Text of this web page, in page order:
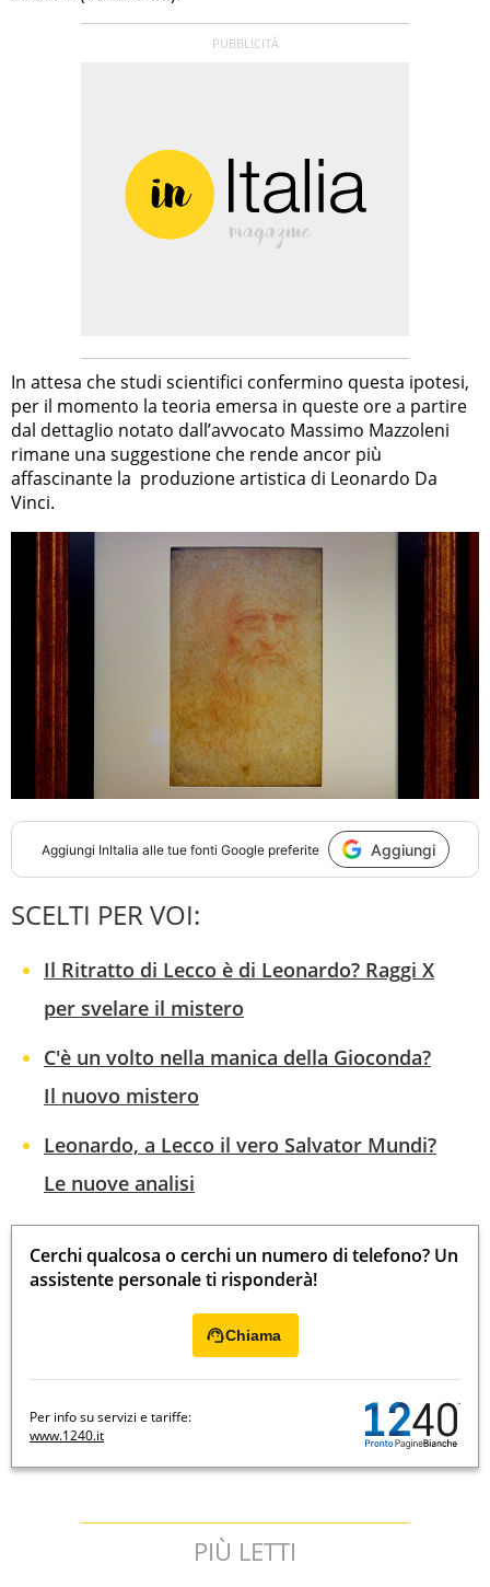
In attesa che studi scientifici confermino questa ipotesi,
per il momento la teoria emersa in queste ore a partire
dal dettaglio notato dall’avvocato Massimo Mazzoleni
rimane una suggestione che rende ancor più
affascinante la produzione artistica di Leonardo Da
Vinci.
Aggiungi InItalia alle tue fonti Google preferite Aggiungi
SCELTI PER VOI:
Il Ritratto di Lecco è di Leonardo? Raggi X
per svelare il mistero
C'è un volto nella manica della Gioconda?
Il nuovo mistero
Leonardo, a Lecco il vero Salvator Mundi?
Le nuove analisi
Cerchi qualcosa o cerchi un numero di telefono? Un
assistente personale ti risponderà!
Chiama
Per info su servizi e tariffe:
www.1240.it
PIÙ LETTI